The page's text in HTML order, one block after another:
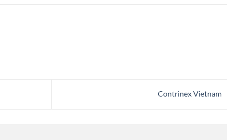
Contrinex Vietnam